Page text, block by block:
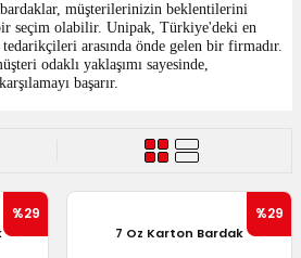
müşterilerinizin beklentilerini
seçim olabilir. Unipak, Türkiye'deki en
arasında önde gelen bir firmadır.
odaklı yaklaşımı sayesinde,
başarır.
%29
%29
7 Oz Karton Bardak